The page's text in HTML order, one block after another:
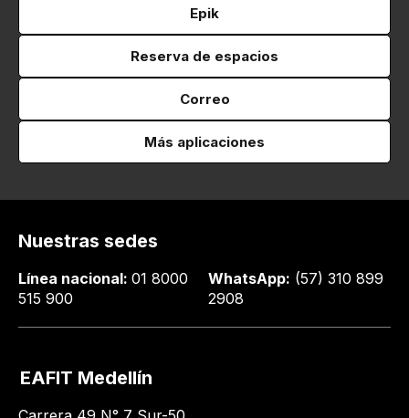
Epik
Reserva de espacios
Correo
Más aplicaciones
Nuestras sedes
Línea nacional: 01 8000
515 900
WhatsApp: (57) 310 899
2908
EAFIT Medellín